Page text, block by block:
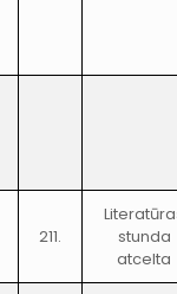
211.
stunda
atcelta